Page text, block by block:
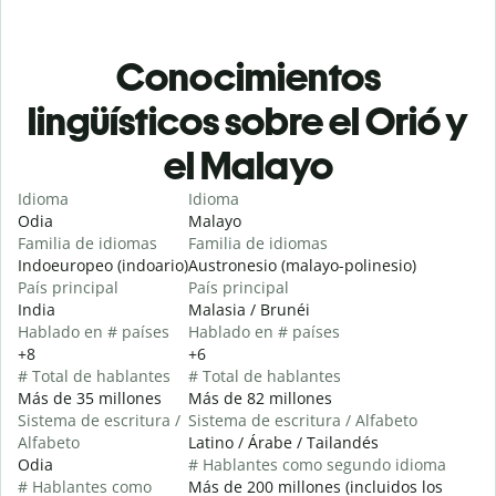
Conocimientos
lingüísticos sobre el Orió y
el Malayo
Idioma
Odia
Familia de idiomas
Indoeuropeo (indoario)
País principal
India
Hablado en # países
+8
# Total de hablantes
Más de 35 millones
Sistema de escritura /
Alfabeto
Odia
# Hablantes como
Idioma
Malayo
Familia de idiomas
Austronesio (malayo-polinesio)
País principal
Malasia / Brunéi
Hablado en # países
+6
# Total de hablantes
Más de 82 millones
Sistema de escritura / Alfabeto
Latino / Árabe / Tailandés
# Hablantes como segundo idioma
Más de 200 millones (incluidos los